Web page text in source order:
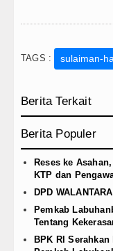
TAGS : sulaiman-
Berita Terkait
Berita Populer
Reses ke
KTP dan
DPD
Pemkab
Tentang
BPK RI